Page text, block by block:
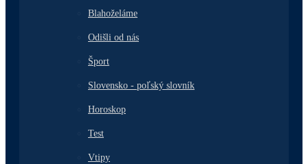
Blahoželáme
Odišli od nás
Šport
Slovensko - poľský slovník
Horoskop
Test
Vtipy